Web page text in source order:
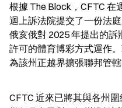
根據 The Block，CFTC 在
迴上訴法院提交了一份法
俄亥俄對 2025 年提出的
許可的體育博彩方式運作
為該州正越界擴張聯邦管轄
CFTC 近來已將其與各州